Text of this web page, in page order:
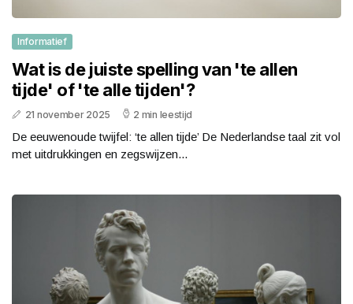
Informatief
Wat is de juiste spelling van 'te allen
tijde' of 'te alle tijden'?
21 november 2025 2 min leestijd
De eeuwenoude twijfel: ‘te allen tijde’ De Nederlandse taal zit vol
met uitdrukkingen en zegswijzen...